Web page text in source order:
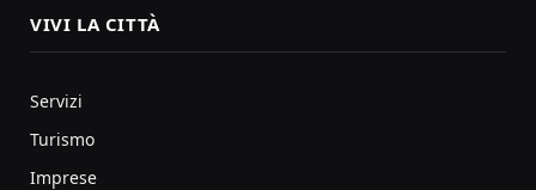
VIVI LA CITTÀ
Servizi
Turismo
Imprese